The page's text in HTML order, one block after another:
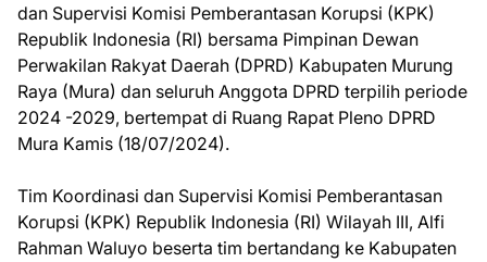
dan Supervisi Komisi Pemberantasan Korupsi (KPK)
Republik Indonesia (RI) bersama Pimpinan Dewan
Perwakilan Rakyat Daerah (DPRD) Kabupaten Murung
Raya (Mura) dan seluruh Anggota DPRD terpilih periode
2024 -2029, bertempat di Ruang Rapat Pleno DPRD
Mura Kamis (18/07/2024).
Tim Koordinasi dan Supervisi Komisi Pemberantasan
Korupsi (KPK) Republik Indonesia (RI) Wilayah III, Alfi
Rahman Waluyo beserta tim bertandang ke Kabupaten